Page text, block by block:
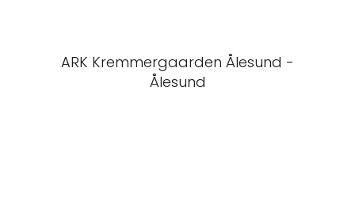
ARK Kremmergaarden Ålesund -
Ålesund